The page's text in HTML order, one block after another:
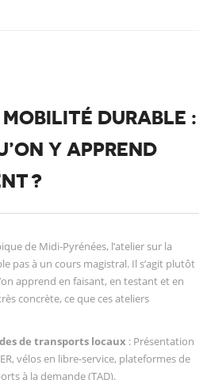
MOBILITÉ DURABLE :
Y APPREND
?
de Midi-Pyrénées, l’atelier sur la
pas à un cours magistral. Il s’agit plutôt
apprend en faisant, en testant et en
concrète, ce que ces ateliers
de transports locaux : Présentation
vélos en libre-service, plateformes de
à la demande (TAD).